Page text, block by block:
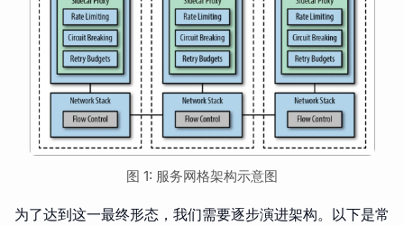
图 1: 服务网格架构示意图
为了达到这一最终形态，我们需要逐步演进架构。以下是常